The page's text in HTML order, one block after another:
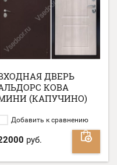
ДВЕРЬ
КОВА
(КАПУЧИНО)
Добавить к сравнению
руб.